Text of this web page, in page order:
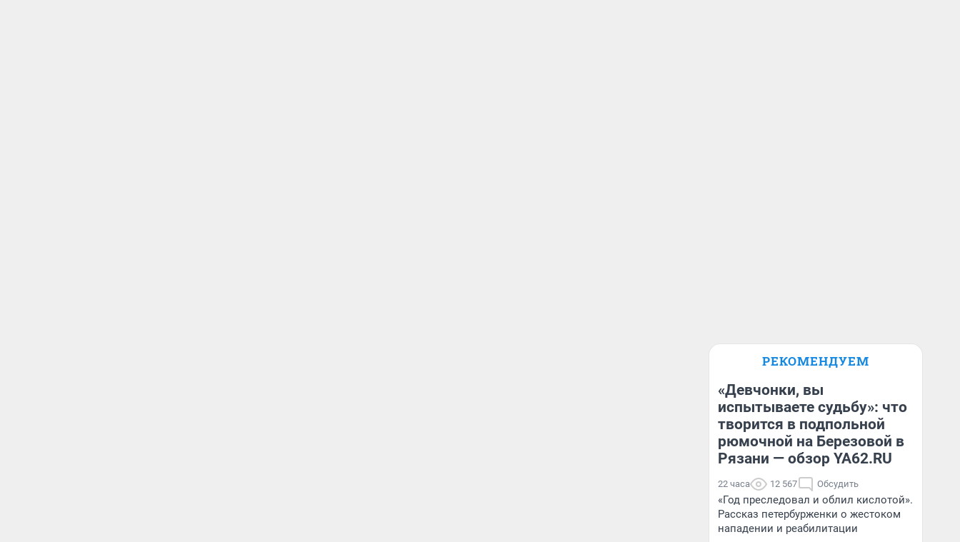
РЕКОМЕНДУЕМ
«Девчонки, вы
испытываете судьбу»: что
творится в подпольной
рюмочной на Березовой в
Рязани — обзор YA62.RU
22 часа 12 567 Обсудить
«Год преследовал и облил кислотой».
Рассказ петербурженки о жестоком
нападении и реабилитации